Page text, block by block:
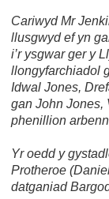
Cariwyd Mr
llusgwyd ef yn
i’r ysgwar ger y
llongyfarchiadol
Idwal Jones,
gan John Jones,
phenillion
Yr oedd y
Protheroe
datganiad